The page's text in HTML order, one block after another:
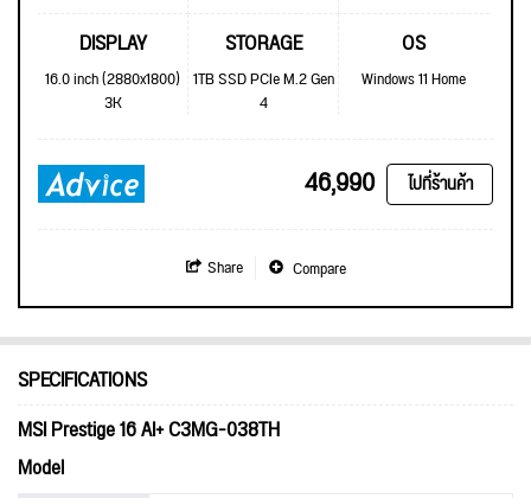
DISPLAY
16.0 inch (2880x1800)
3K
STORAGE
1TB SSD PCIe M.2 Gen
4
OS
Windows 11 Home
46,990 ไปที่ร้านค้า
Share Compare
SPECIFICATIONS
MSI Prestige 16 AI+ C3MG-038TH
Model